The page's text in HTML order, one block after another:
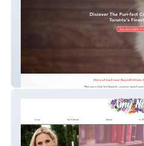
Little York Ragdolls